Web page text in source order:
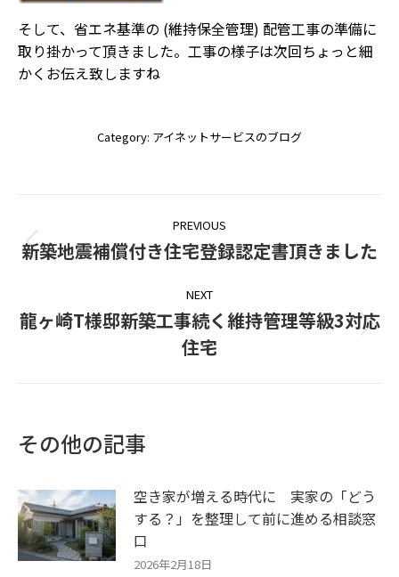
そして、省エネ基準の (維持保全管理) 配管工事の準備に
取り掛かって頂きました。工事の様子は次回ちょっと細
かくお伝え致しますね
Category: アイネットサービスのブログ
navigation
PREVIOUS
Previous
新築地震補償付き住宅登録認定書頂きました
NEXT
Next
post:
龍ヶ崎T様邸新築工事続く維持管理等級3対応
住宅
その他の記事
空き家が増える時代に 実家の「どう
する？」を整理して前に進める相談窓
口
2026年2月18日